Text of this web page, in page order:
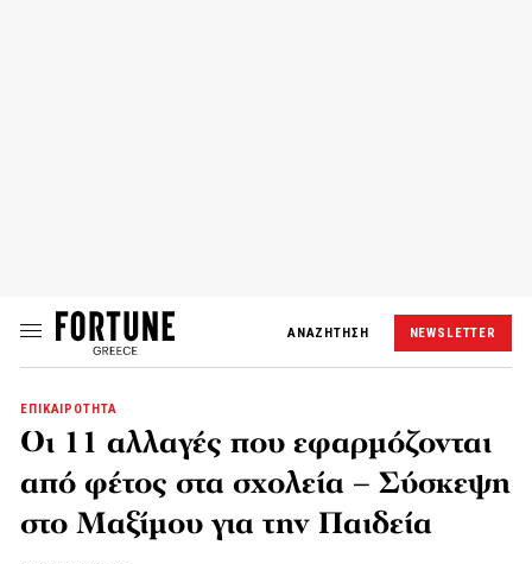
ΑΝΑΖΗΤΗΣΗ NEWSLETTER
ΕΠΙΚΑΙΡΟΤΗΤΑ
Οι 11 αλλαγές που εφαρμόζονται
από φέτος στα σχολεία – Σύσκεψη
στο Μαξίμου για την Παιδεία